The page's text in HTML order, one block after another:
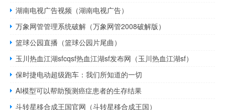
湖南电视广告视频（湖南电视广告）
万象网管管理系统破解（万象网管2008破解版）
篮球公园直播（篮球公园片尾曲）
玉川热血江湖sfcqsf热血江湖sf发布网（玉川热血江湖sf）
保时捷电动超级跑车：我们所知道的一切
AI模型可以帮助预测癌症患者的生存结果
斗转星移合成王国官网（斗转星移合成王国）